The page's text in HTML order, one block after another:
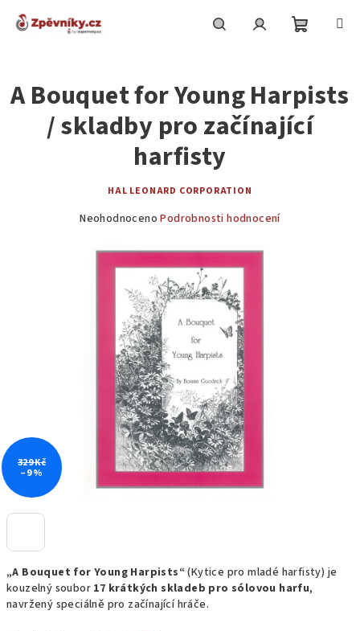
košík
„A Bouquet for Young Harpists“ (Kytice pro mladé harfisty) je
kouzelný soubor 17 krátkých skladeb pro sólovou harfu,
navržený speciálně pro začínající hráče.
A Bouquet for Young Harpists
/ skladby pro začínající
harfisty
HAL LEONARD CORPORATION
Průměrné
produktu
hvězdiček.
Neohodnoceno Podrobnosti hodnocení
329 Kč
–9 %